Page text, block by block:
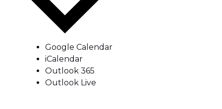
Google Calendar
iCalendar
Outlook 365
Outlook Live